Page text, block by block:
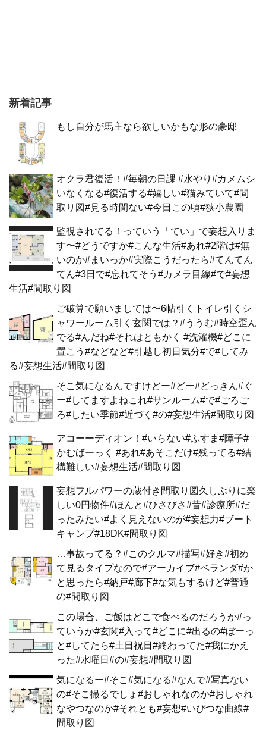
新着記事
もし自分が馬主なら欲しいかもな形の豪邸
オクラ君復活！#毎朝の日課 #水やり#カメムシ
いなくなる#復活する#嬉しい#猫みていて#間
取り図#見る時間ない#今日この頃#狭小農園
監視されてる！っていう「てい」で妄想入りま
す〜#どうですか#こんな生活#あれ#2階は#無
いのか#まいっか#実際こうだったら#てんてん
てん#3日で#忘れてそう#カメラ目線#で#妄想
生活#間取り図
ご破算で願いましては〜6帖引くトイレ引くシ
ャワールーム引く玄関では？#ううむ#時空歪ん
でる#んだね#それはともかく #洗濯機#どこに
置こう#などなど#引越し初日気分#で#してみ
る#妄想生活#間取り図
そこ気になるんですけどー#どー#どっきん#ぐ
ー#してますよねこれ#サンルーム#で#ごろご
ろ#したい季節#近づく#の#妄想生活#間取り図
アコーーディオン！#いらない#ふすま#障子#
かむばーっく #あれ#あそこだけ#残ってる#結
構難しい#妄想生活#間取り図
妄想フルパワーの蔵付き間取り図久しぶりに楽
しい0円物件#ほんと#ひさびさ#昔#診療所#だ
ったみたい#よく見えないのが#妄想力#ブート
キャンプ#18DK#間取り図
…事故ってる？#このクルマ#描写#好き#初め
て見るタイプなので#アーカイブ#ベランダ#か
と思ったら#納戸#廊下#な気もするけど#普通
の#間取り図
この場合、ご飯はどこで食べるのだろうか#っ
ていうか#玄関#入って#どこに#出るの#ぼーっ
と#してたら#土日祝日#終わってた#我にかえ
った#水曜日#の#妄想#間取り図
気になるー#そこ#気になる#なんで#写真ない
の#そこ撮るでしょ#おしゃれなのか#おしゃれ
なやつなのか#それとも#妄想#いびつな曲線#
間取り図